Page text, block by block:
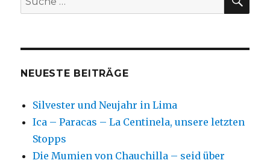
Welterbe
Höhe
nach:
NEUESTE BEITRÄGE
Silvester und Neujahr in Lima
Ica – Paracas – La Centinela, unsere letzten
Stopps
Die Mumien von Chauchilla – seid über